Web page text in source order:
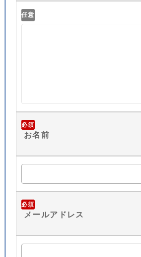
任意
必須
お名前
必須
メールアドレス